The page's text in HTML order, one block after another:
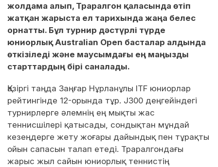
жолдама алып, Траралгон қаласында өтіп
жатқан жарыста ел тарихында жаңа белес
орнатты. Бұл турнир дәстүрлі түрде
юниорлық Australian Open басталар алдында
өткізіледі және маусымдағы ең маңызды
старттардың бірі саналады.
Қазіргі таңда Заңғар Нұрланұлы ITF юниорлар
рейтингінде 12-орында тұр. J300 деңгейіндегі
турнирлерге әлемнің ең мықты жас
теннисшілері қатысады, сондықтан мұндай
кезеңдерге жету жоғары дайындық пен тұрақты
ойын сапасын талап етеді. Траралгондағы
жарыс жыл сайын юниорлық теннистің